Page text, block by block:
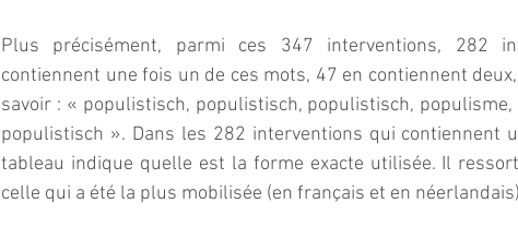
Plus précisément, parmi ces 347 interventions, 282
contiennent une fois un de ces mots, 47 en contiennent
savoir : « populistisch, populistisch, populistisch,
populistisch ». Dans les 282 interventions qui contiennent
tableau indique quelle est la forme exacte utilisée. Il
celle qui a été la plus mobilisée (en français et en